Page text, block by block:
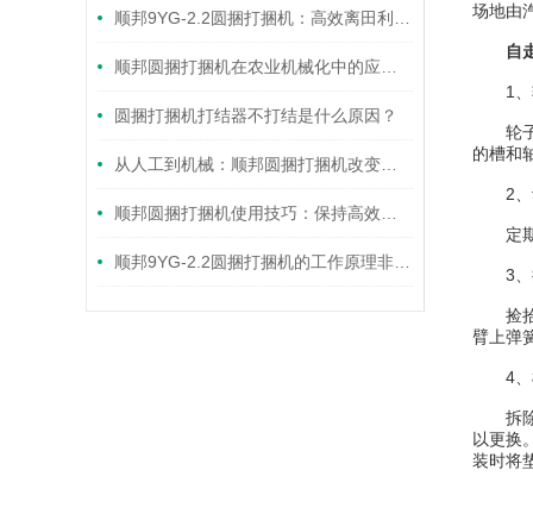
顺邦9YG-2.2圆捆打捆机：高效离田利器，解锁秸秆综合利用新路径
顺邦圆捆打捆机在农业机械化中的应用优势
圆捆打捆机打结器不打结是什么原因？
从人工到机械：顺邦圆捆打捆机改变了什么？
顺邦圆捆打捆机使用技巧：保持高效与安全
顺邦9YG-2.2圆捆打捆机的工作原理非常简单而高效
场地由
自
1、
轮子
的槽和
2、
定期
3、
捡拾
臂上弹
4、
拆除
以更换
装时将